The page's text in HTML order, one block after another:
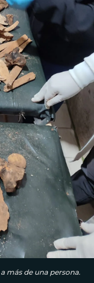
más de una persona.